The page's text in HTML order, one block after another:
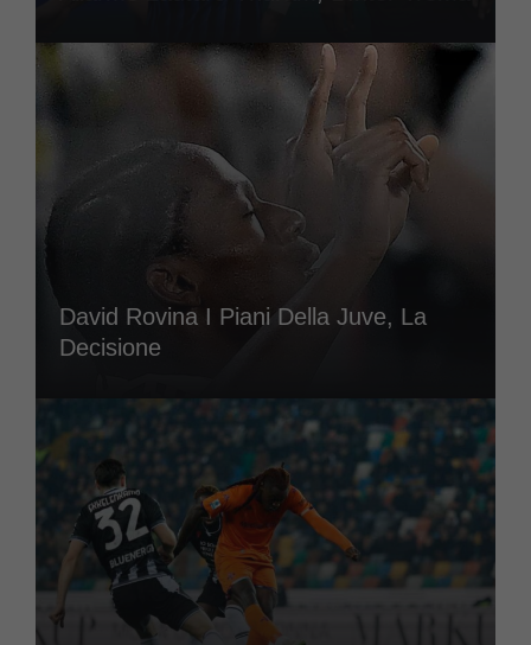
David Rovina I Piani Della Juve, La
Decisione